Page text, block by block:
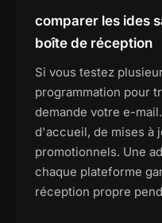
comparer les ides
boîte de réception
Si vous testez
programmation pour
demande votre e-
d'accueil, de mises à
promotionnels. Une
chaque plateforme
réception propre